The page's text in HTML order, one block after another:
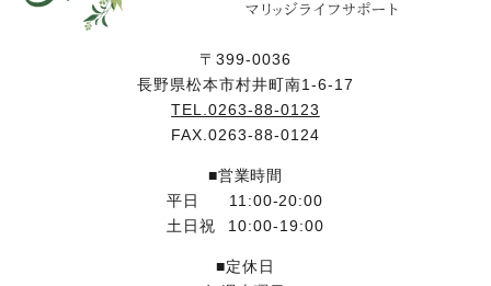
〒399-0036
長野県松本市村井町南1-6-17
TEL.0263-88-0123
FAX.0263-88-0124
■営業時間
平日
11:00-20:00
土日祝
10:00-19:00
■定休日